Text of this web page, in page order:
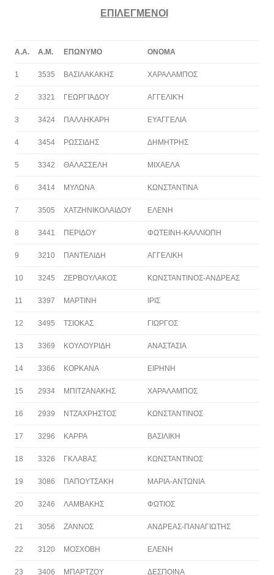
ΕΠΙΛΕΓΜΕΝΟΙ
Α.Α. Α.Μ. ΕΠΩΝΥΜΟ ΟΝΟΜΑ
1 3535 ΒΑΣΙΛΑΚΑΚΗΣ ΧΑΡΑΛΑΜΠΟΣ
2 3321 ΓΕΩΡΓΙΆΔΟΥ ΑΓΓΕΛΙΚΉ
3 3424 ΠΑΛΛΗΚΑΡΗ ΕΥΑΓΓΕΛΙΑ
4 3454 ΡΩΣΣΙΔΗΣ ΔΗΜΗΤΡΗΣ
5 3342 ΘΑΛΑΣΣΕΛΗ ΜΙΧΑΕΛΑ
6 3414 ΜΥΛΩΝΑ ΚΩΝΣΤΑΝΤΙΝΑ
7 3505 ΧΑΤΖΗΝΙΚΟΛΑΙΔΟΥ ΕΛΕΝΗ
8 3441 ΠΕΡΙΔΟΥ ΦΩΤΕΙΝΗ-ΚΑΛΛΙΟΠΗ
9 3210 ΠΑΝΤΕΛΙΔΗ ΑΓΓΕΛΙΚΗ
10 3245 ΖΕΡΒΟΥΛΑΚΟΣ ΚΩΝΣΤΑΝΤΙΝΟΣ-ΑΝΔΡΕΑΣ
11 3397 ΜΑΡΤΙΝΗ ΙΡΙΣ
12 3495 ΤΣΙΟΚΑΣ ΓΙΩΡΓΟΣ
13 3369 ΚΟΥΛΟΥΡΙΔΗ ΑΝΑΣΤΑΣΙΑ
14 3366 ΚΟΡΚΑΝΑ ΕΙΡΗΝΗ
15 2934 ΜΠΙΤΖΑΝΑΚΗΣ ΧΑΡΑΛΑΜΠΟΣ
16 2939 ΝΤΖΑΧΡΗΣΤΟΣ ΚΩΝΣΤΑΝΤΙΝΟΣ
17 3296 ΚΑΡΡΑ ΒΑΣΙΛΙΚΗ
18 3326 ΓΚΛΑΒΑΣ ΚΩΝΣΤΑΝΤΙΝΟΣ
19 3086 ΠΑΠΟΥΤΣΑΚΗ ΜΑΡΙΑ-ΑΝΤΩΝΙΑ
20 3246 ΛΑΜΒΑΚΗΣ ΦΩΤΙΟΣ
21 3056 ΖΑΝΝΟΣ ΑΝΔΡΕΑΣ-ΠΑΝΑΓΙΩΤΗΣ
22 3120 ΜΟΣΧΟΒΗ ΕΛΕΝΗ
23 3406 ΜΠΑΡΤΖΟΥ ΔΕΣΠΟΙΝΑ